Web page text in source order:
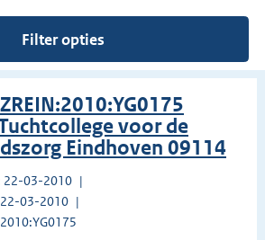
Filter opties
voor de
Eindhoven 09114
22-03-2010
03-2010